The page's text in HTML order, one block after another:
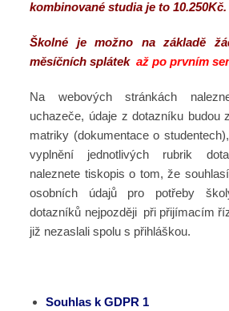
kombinované studia je to 10.250Kč.
Školné je možno na základě
měsíčních splátekaž po prvním
Na webových stránkách
uchazeče, údaje z dotazníku budou
matriky (dokumentace o
vyplnění jednotlivých rubrik
naleznete tiskopis o tom, že
osobních údajů pro potřeby
dotazníků nejpozději při přijímacím
již nezaslali spolu s přihláškou.
Souhlas k GDPR 1